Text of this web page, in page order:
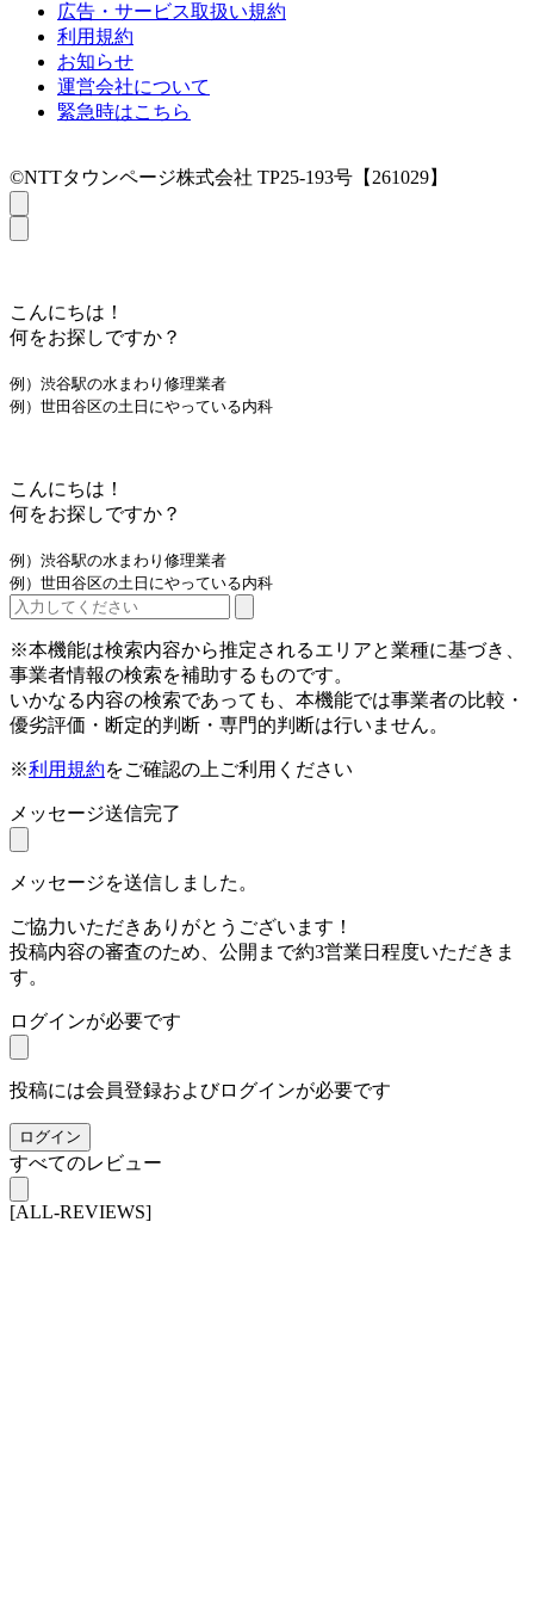
広告・サービス取扱い規約
利用規約
お知らせ
運営会社について
緊急時はこちら
©NTTタウンページ株式会社 TP25-193号【261029】
こんにちは！
何をお探しですか？
例）渋谷駅の水まわり修理業者
例）世田谷区の土日にやっている内科
こんにちは！
何をお探しですか？
例）渋谷駅の水まわり修理業者
例）世田谷区の土日にやっている内科
※本機能は検索内容から推定されるエリアと業種に基づき、
事業者情報の検索を補助するものです。
いかなる内容の検索であっても、本機能では事業者の比較・
優劣評価・断定的判断・専門的判断は行いません。
※利用規約をご確認の上ご利用ください
メッセージ送信完了
メッセージを送信しました。
ご協力いただきありがとうございます！
投稿内容の審査のため、公開まで約3営業日程度いただきま
す。
ログインが必要です
投稿には会員登録およびログインが必要です
ログイン
すべてのレビュー
[ALL-REVIEWS]